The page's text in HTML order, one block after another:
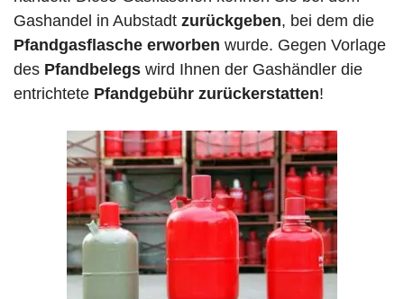
Gashandel in Aubstadt zurückgeben, bei dem die
Pfandgasflasche erworben wurde. Gegen Vorlage
des Pfandbelegs wird Ihnen der Gashändler die
entrichtete Pfandgebühr zurückerstatten!